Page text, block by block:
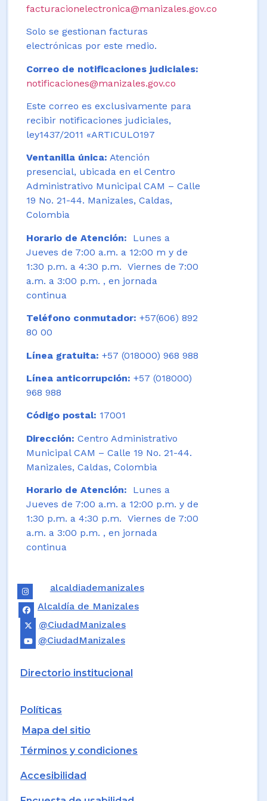
facturacionelectronica@manizales.gov.co
Solo se gestionan facturas
electrónicas por este medio.
Correo de notificaciones judiciales:
notificaciones@manizales.gov.co
Este correo es exclusivamente para
recibir notificaciones judiciales,
ley1437/2011 «ARTICULO197
Ventanilla única: Atención
presencial, ubicada en el Centro
Administrativo Municipal CAM – Calle
19 No. 21-44. Manizales, Caldas,
Colombia
Horario de Atención:
Lunes a
Jueves de 7:00 a.m. a 12:00 m y de
1:30 p.m. a 4:30 p.m. Viernes de 7:00
a.m. a 3:00 p.m. , en jornada
continua
Teléfono conmutador: +57(606) 892
80 00
Línea gratuita: +57 (018000) 968 988
Línea anticorrupción: +57 (018000)
968 988
Código postal: 17001
Dirección: Centro Administrativo
Municipal CAM – Calle 19 No. 21-44.
Manizales, Caldas, Colombia
Horario de Atención: Lunes a
Jueves de 7:00 a.m. a 12:00 p.m. y de
1:30 p.m. a 4:30 p.m. Viernes de 7:00
a.m. a 3:00 p.m. , en jornada
continua
alcaldiademanizales
Alcaldía de Manizales
@CiudadManizales
@CiudadManizales
Directorio institucional
Políticas
Mapa del sitio
Términos y condiciones
Accesibilidad